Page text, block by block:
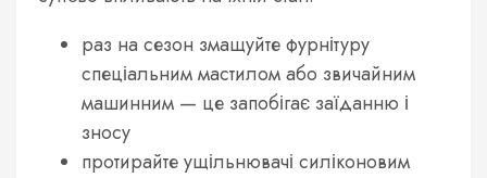
раз на сезон змащуйте фурнітуру
спеціальним мастилом або звичайним
машинним — це запобігає заїданню і
зносу
протирайте ущільнювачі силіконовим